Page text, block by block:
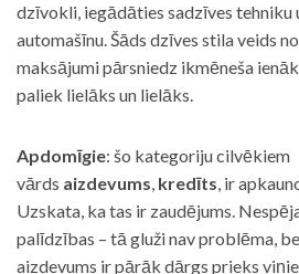
dzīvokli, iegādāties sadzīves tehniku
automašīnu. Šāds dzīves stila veids
maksājumi pārsniedz ikmēneša
paliek lielāks un lielāks.
Apdomīgie: šo kategoriju cilvēkiem
vārds aizdevums, kredīts, ir
Uzskata, ka tas ir zaudējums.
palīdzības – tā gluži nav problēma,
aizdevums ir pārāk dārgs prieks